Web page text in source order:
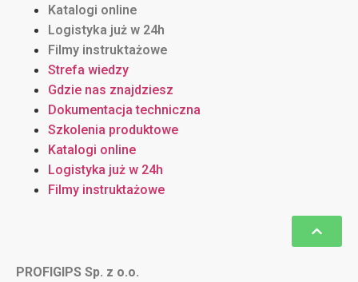
Katalogi online
Logistyka już w 24h
Filmy instruktażowe
Strefa wiedzy
Gdzie nas znajdziesz
Dokumentacja techniczna
Szkolenia produktowe
Katalogi online
Logistyka już w 24h
Filmy instruktażowe
PROFIGIPS Sp. z o.o.